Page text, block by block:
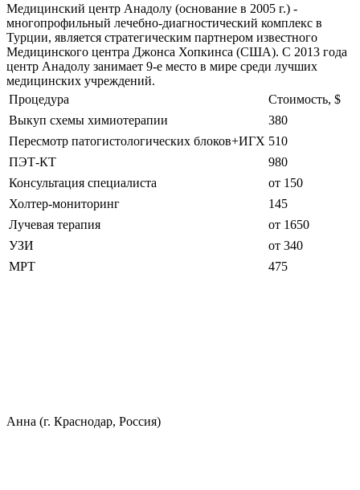
Медицинский центр Анадолу (основание в 2005 г.) -
многопрофильный лечебно-диагностический комплекс в
Турции, является стратегическим партнером известного
Медицинского центра Джонса Хопкинса (США). С 2013 года
центр Анадолу занимает 9-е место в мире среди лучших
медицинских учреждений.
Процедура
Стоимость, $
Выкуп схемы химиотерапии
380
Пересмотр патогистологических блоков+ИГХ 510
ПЭТ-КТ
980
Консультация специалиста
от 150
Холтер-мониторинг
145
Лучевая терапия
от 1650
УЗИ
от 340
МРТ
475
Анна (г. Краснодар, Россия)